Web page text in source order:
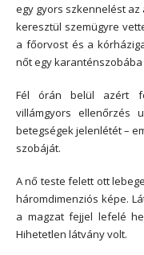
egy gyors szkennelést
keresztül szemügyre
a főorvost és a
nőt egy
Fél órán belül azért
villámgyors
betegségek jelenlétét –
szobáját.
A nő teste felett ott
háromdimenziós képe.
a magzat fejjel lefelé
Hihetetlen látvány volt.